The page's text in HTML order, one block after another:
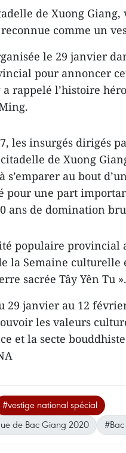
de Xuong
comme un
le 29 janvier
pour annoncer
rappelé l’histoire
les insurgés dirigés
de Xuong
au bout
pour une part
ans de domination
populaire provincial
la Semaine culturelle
sacrée Tây Yên Tu ».
29 janvier au 12
les valeurs
et la secte
#vestige national spécial
de Bac Giang 2020